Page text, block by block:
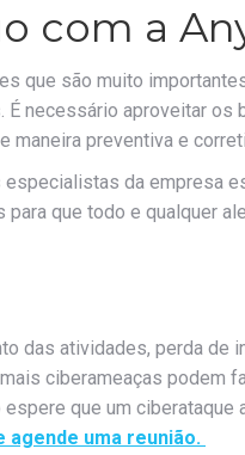
com a
que são muito
necessário aproveitar
preventiva e
da empresa
que todo e qualquer
das atividades, perda de
ciberameaças podem
que um ciberataque
agende uma reunião.